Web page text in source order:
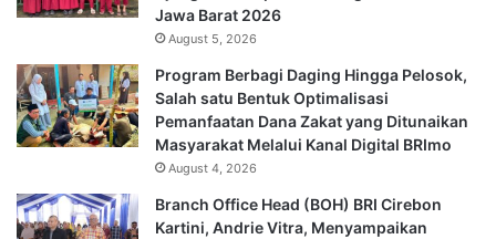
Jawa Barat 2026
August 5, 2026
Program Berbagi Daging Hingga Pelosok,
Salah satu Bentuk Optimalisasi
Pemanfaatan Dana Zakat yang Ditunaikan
Masyarakat Melalui Kanal Digital BRImo
August 4, 2026
Branch Office Head (BOH) BRI Cirebon
Kartini, Andrie Vitra, Menyampaikan